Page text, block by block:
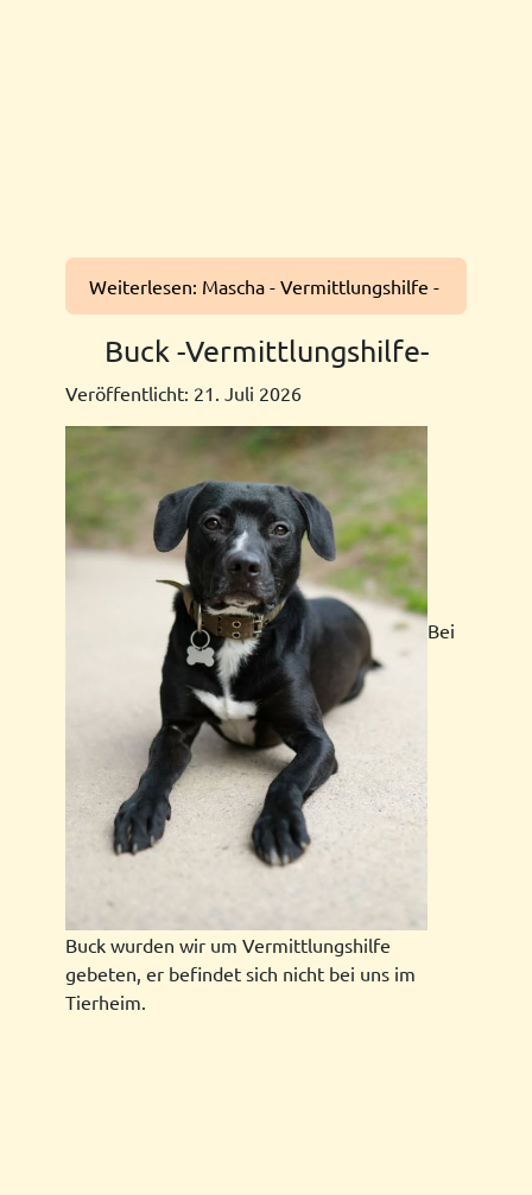
Weiterlesen: Mascha - Vermittlungshilfe -
Buck -Vermittlungshilfe-
Veröffentlicht: 21. Juli 2026
Bei
Buck wurden wir um Vermittlungshilfe
gebeten, er befindet sich nicht bei uns im
Tierheim.